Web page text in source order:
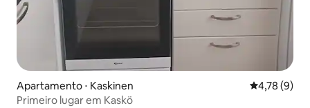
Apartamento ⋅ Kaskinen 4,78 de
4,78 (9)
Primeiro lugar em Kaskö